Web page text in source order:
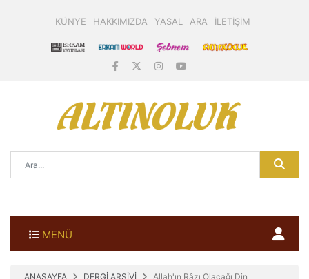
KÜNYE HAKKIMIZDA YASAL ARA İLETİŞİM
MENÜ
ANASAYFA DERGİ ARŞİVİ Allah'ın Râzı Olacağı Din